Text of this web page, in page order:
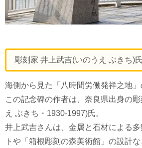
彫刻家 井上武吉(いのうえ ぶきち)
海側から見た「八時間労働発祥之地」
この記念碑の作者は、奈良県出身の
え ぶきち・1930-1997)氏。
井上武吉さんは、金属と石材による
トや「箱根彫刻の森美術館」の設計